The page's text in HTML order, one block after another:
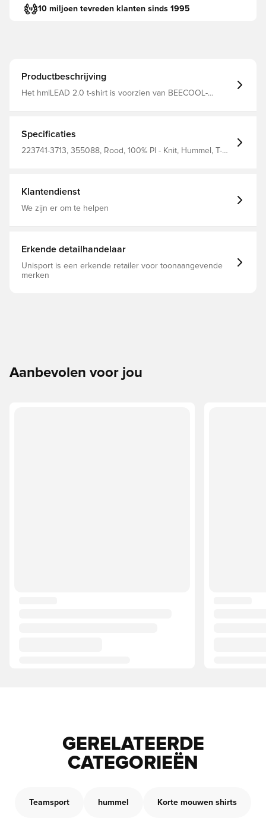
10 miljoen tevreden klanten sinds 1995
Productbeschrijving
Het hmlLEAD 2.0 t-shirt is voorzien van BEECOOL-
activiteit Chevrons op de schouders en het Hummel-logo
op de borst maken de look compleet Gemaakt van 100%
polyester.
Specificaties
223741-3713, 355088, Rood, 100% Pl - Knit, Hummel, T-
Klantendienst
We zijn er om te helpen
Erkende detailhandelaar
Unisport is een erkende retailer voor toonaangevende
merken
Aanbevolen voor jou
GERELATEERDE
CATEGORIEËN
Teamsport hummel Korte mouwen shirts